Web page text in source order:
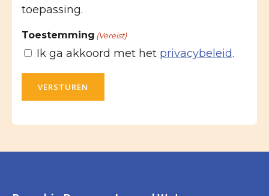
toepassing.
Toestemming (Vereist)
Ik ga akkoord met het privacybeleid.
VERSTUREN